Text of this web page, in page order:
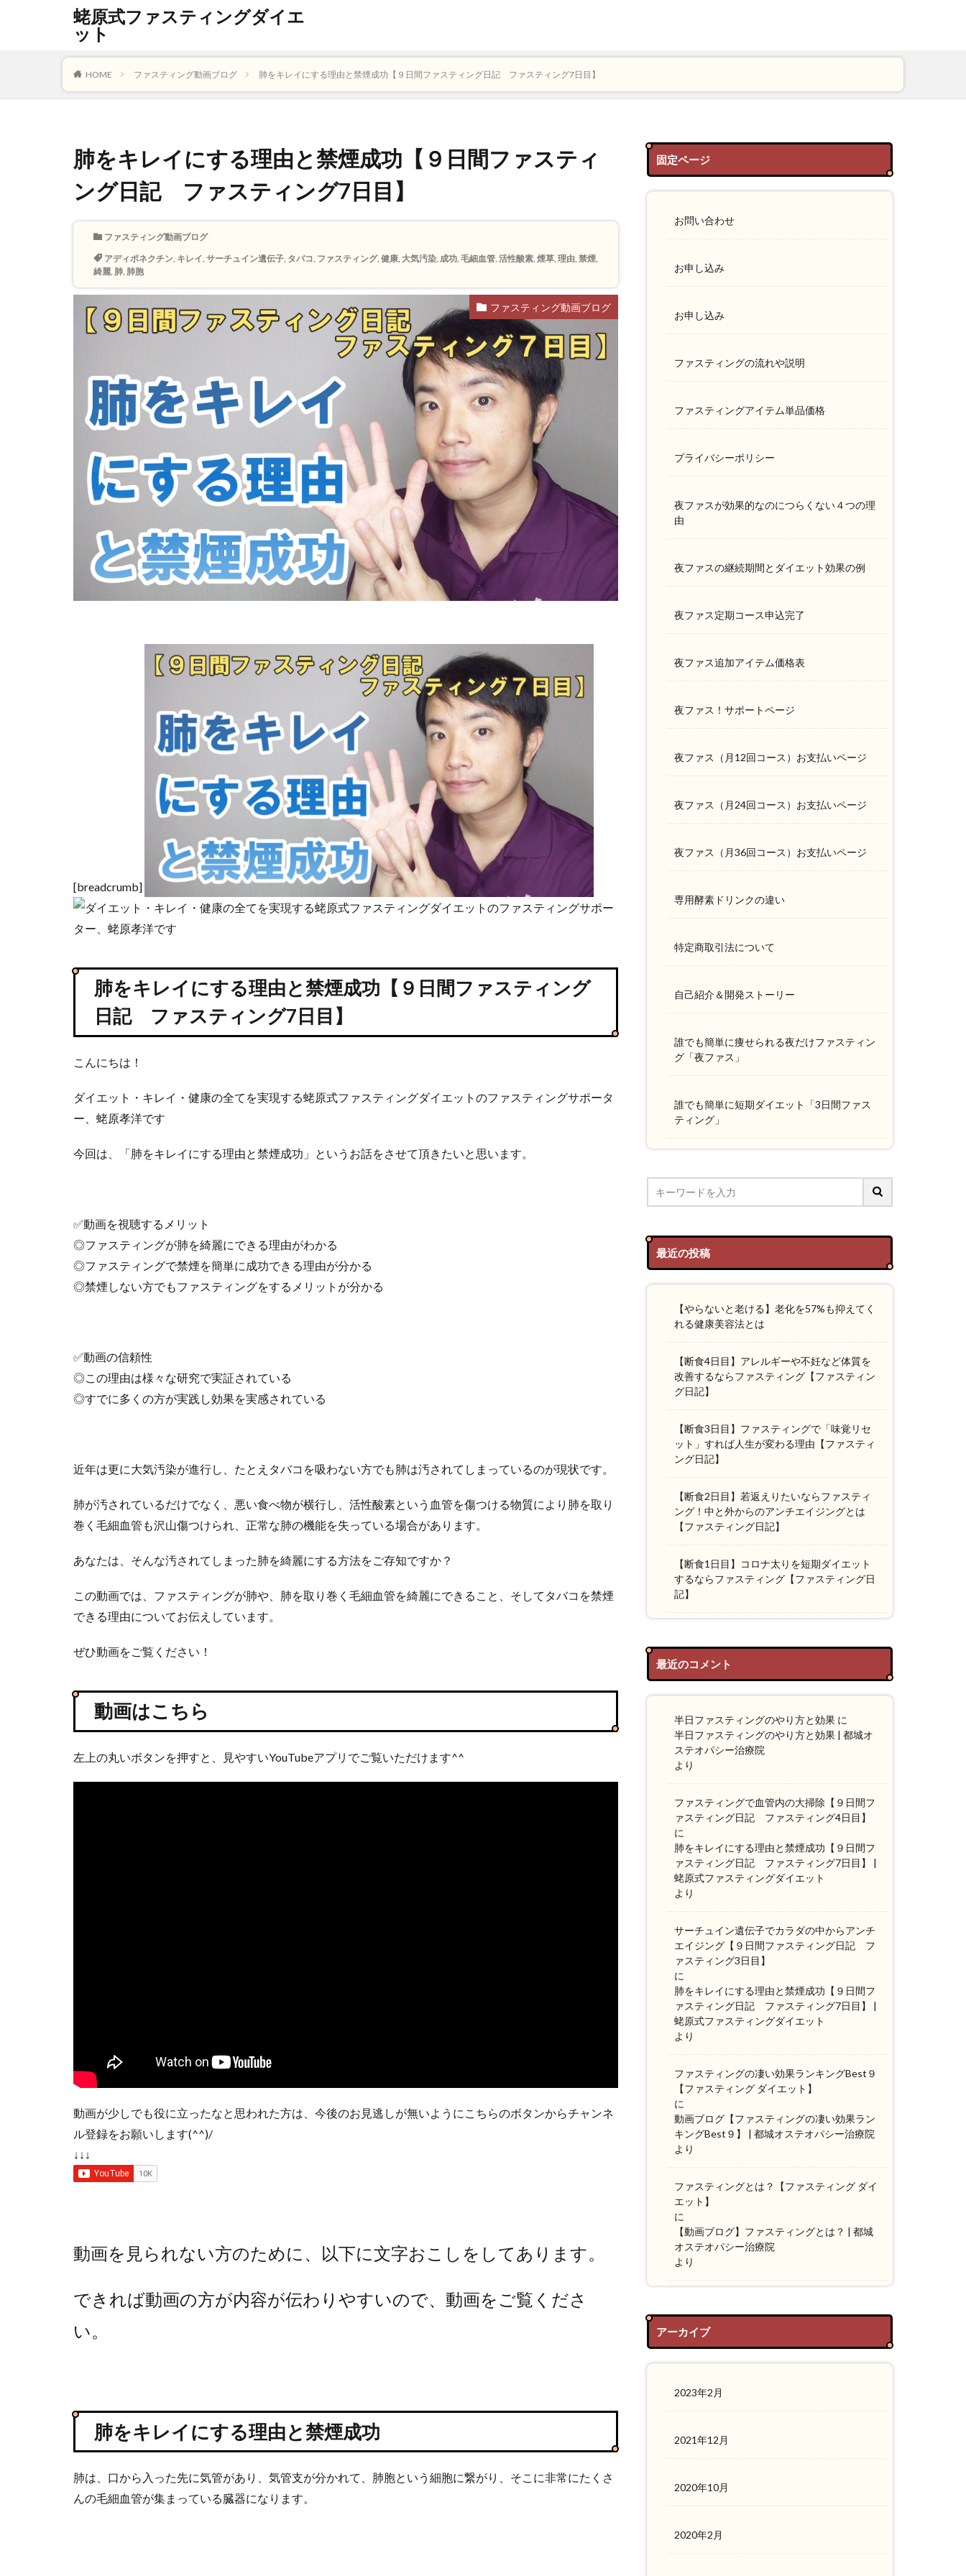
蛯原式ファスティングダイエ
ット
HOME ファスティング動画ブログ 肺をキレイにする理由と禁煙成功【９日間ファスティング日記 ファスティング7日目】
肺をキレイにする理由と禁煙成功【９日間ファスティ
ング日記 ファスティング7日目】
ファスティング動画ブログ
アディポネクチン, キレイ, サーチュイン遺伝子, タバコ, ファスティング, 健康, 大気汚染, 成功, 毛細血管, 活性酸素, 煙草, 理由, 禁煙,
綺麗, 肺, 肺胞
ファスティング動画ブログ
[breadcrumb]
肺をキレイにする理由と禁煙成功【９日間ファスティング
日記 ファスティング7日目】
こんにちは！
ダイエット・キレイ・健康の全てを実現する蛯原式ファスティングダイエットのファスティングサポータ
ー、蛯原孝洋です
今回は、「肺をキレイにする理由と禁煙成功」というお話をさせて頂きたいと思います。
✅動画を視聴するメリット
◎ファスティングが肺を綺麗にできる理由がわかる
◎ファスティングで禁煙を簡単に成功できる理由が分かる
◎禁煙しない方でもファスティングをするメリットが分かる
✅動画の信頼性
◎この理由は様々な研究で実証されている
◎すでに多くの方が実践し効果を実感されている
近年は更に大気汚染が進行し、たとえタバコを吸わない方でも肺は汚されてしまっているのが現状です。
肺が汚されているだけでなく、悪い食べ物が横行し、活性酸素という血管を傷つける物質により肺を取り
巻く毛細血管も沢山傷つけられ、正常な肺の機能を失っている場合があります。
あなたは、そんな汚されてしまった肺を綺麗にする方法をご存知ですか？
この動画では、ファスティングが肺や、肺を取り巻く毛細血管を綺麗にできること、そしてタバコを禁煙
できる理由についてお伝えしています。
ぜひ動画をご覧ください！
動画はこちら
左上の丸いボタンを押すと、見やすいYouTubeアプリでご覧いただけます^^
動画が少しでも役に立ったなと思われた方は、今後のお見逃しが無いようにこちらのボタンからチャンネ
ル登録をお願いします(^^)/
↓↓↓
動画を見られない方のために、以下に文字おこしをしてあります。
できれば動画の方が内容が伝わりやすいので、動画をご覧くださ
い。
肺をキレイにする理由と禁煙成功
肺は、口から入った先に気管があり、気管支が分かれて、肺胞という細胞に繋がり、そこに非常にたくさ
んの毛細血管が集まっている臓器になります。
固定ページ
お問い合わせ
お申し込み
お申し込み
ファスティングの流れや説明
ファスティングアイテム単品価格
プライバシーポリシー
夜ファスが効果的なのにつらくない４つの理
由
夜ファスの継続期間とダイエット効果の例
夜ファス定期コース申込完了
夜ファス追加アイテム価格表
夜ファス！サポートページ
夜ファス（月12回コース）お支払いページ
夜ファス（月24回コース）お支払いページ
夜ファス（月36回コース）お支払いページ
専用酵素ドリンクの違い
特定商取引法について
自己紹介＆開発ストーリー
誰でも簡単に痩せられる夜だけファスティン
グ「夜ファス」
誰でも簡単に短期ダイエット「3日間ファス
ティング」
最近の投稿
【やらないと老ける】老化を57%も抑えてく
れる健康美容法とは
【断食4日目】アレルギーや不妊など体質を
改善するならファスティング【ファスティン
グ日記】
【断食3日目】ファスティングで「味覚リセ
ット」すれば人生が変わる理由【ファスティ
ング日記】
【断食2日目】若返えりたいならファスティ
ング！中と外からのアンチエイジングとは
【ファスティング日記】
【断食1日目】コロナ太りを短期ダイエット
するならファスティング【ファスティング日
記】
最近のコメント
半日ファスティングのやり方と効果 に
半日ファスティングのやり方と効果 | 都城オ
ステオパシー治療院
より
ファスティングで血管内の大掃除【９日間フ
ァスティング日記 ファスティング4日目】
に
肺をキレイにする理由と禁煙成功【９日間フ
ァスティング日記 ファスティング7日目】 |
蛯原式ファスティングダイエット
より
サーチュイン遺伝子でカラダの中からアンチ
エイジング【９日間ファスティング日記 フ
ァスティング3日目】
に
肺をキレイにする理由と禁煙成功【９日間フ
ァスティング日記 ファスティング7日目】 |
蛯原式ファスティングダイエット
より
ファスティングの凄い効果ランキングBest９
【ファスティング ダイエット】
に
動画ブログ【ファスティングの凄い効果ラン
キングBest９】 | 都城オステオパシー治療院
より
ファスティングとは？【ファスティング ダイ
エット】
に
【動画ブログ】ファスティングとは？ | 都城
オステオパシー治療院
より
アーカイブ
2023年2月
2021年12月
2020年10月
2020年2月